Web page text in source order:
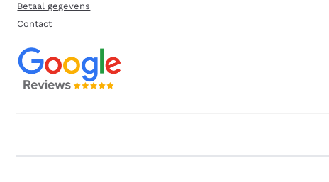
Betaal gegevens
Contact